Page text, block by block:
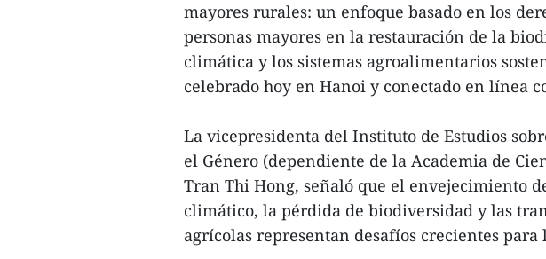
mayores rurales: un enfoque basado en los
personas mayores en la restauración de la
climática y los sistemas agroalimentarios
celebrado hoy en Hanoi y conectado en línea
La vicepresidenta del Instituto de Estudios
el Género (dependiente de la Academia de
Tran Thi Hong, señaló que el envejecimiento
climático, la pérdida de biodiversidad y las
agrícolas representan desafíos crecientes para